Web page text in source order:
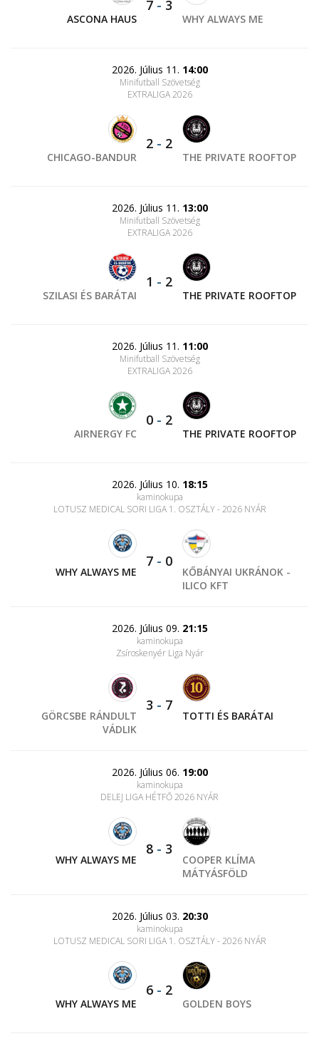
ASCONA HAUS
7 - 3
WHY ALWAYS ME
2026. Július 11. 14:00
Minifutball Szövetség
EXTRALIGA 2026
CHICAGO-BANDUR
2 - 2
THE PRIVATE ROOFTOP
2026. Július 11. 13:00
Minifutball Szövetség
EXTRALIGA 2026
SZILASI ÉS BARÁTAI
1 - 2
THE PRIVATE ROOFTOP
2026. Július 11. 11:00
Minifutball Szövetség
EXTRALIGA 2026
AIRNERGY FC
0 - 2
THE PRIVATE ROOFTOP
2026. Július 10. 18:15
kaminokupa
LOTUSZ MEDICAL SORI LIGA 1. OSZTÁLY - 2026 NYÁR
WHY ALWAYS ME
7 - 0
KŐBÁNYAI UKRÁNOK -
ILICO KFT
2026. Július 09. 21:15
kaminokupa
Zsíroskenyér Liga Nyár
GÖRCSBE RÁNDULT
VÁDLIK
3 - 7
TOTTI ÉS BARÁTAI
2026. Július 06. 19:00
kaminokupa
DELEJ LIGA HÉTFŐ 2026 NYÁR
WHY ALWAYS ME
8 - 3
COOPER KLÍMA
MÁTYÁSFÖLD
2026. Július 03. 20:30
kaminokupa
LOTUSZ MEDICAL SORI LIGA 1. OSZTÁLY - 2026 NYÁR
WHY ALWAYS ME
6 - 2
GOLDEN BOYS